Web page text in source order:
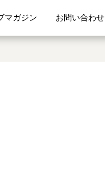
マガジン お問い合わせ